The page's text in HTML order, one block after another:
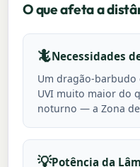
O que afeta a
🦎Necessidades
Um dragão-barbudo
UVI muito maior do
noturno — a Zona
💡Potência da